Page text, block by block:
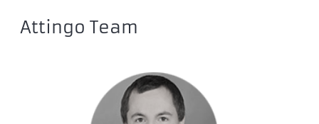
Attingo Team